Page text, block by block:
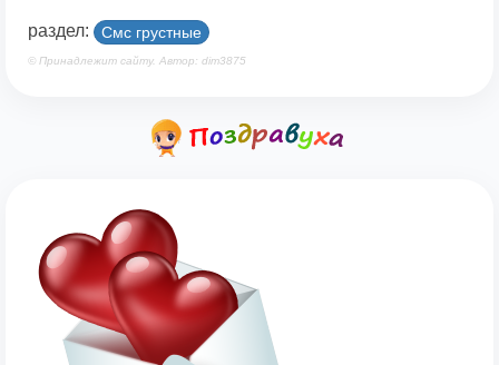
раздел: Смс грустные
© Принадлежит сайту. Автор: dim3875